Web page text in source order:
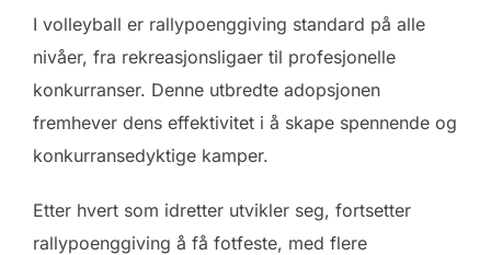
I volleyball er rallypoenggiving standard på alle
nivåer, fra rekreasjonsligaer til profesjonelle
konkurranser. Denne utbredte adopsjonen
fremhever dens effektivitet i å skape spennende og
konkurransedyktige kamper.
Etter hvert som idretter utvikler seg, fortsetter
rallypoenggiving å få fotfeste, med flere